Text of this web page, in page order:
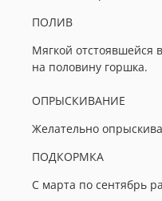
ПОЛИВ
Мягкой отстоявшейся
на половину горшка.
ОПРЫСКИВАНИЕ
Желательно
ПОДКОРМКА
С марта по сентябрь